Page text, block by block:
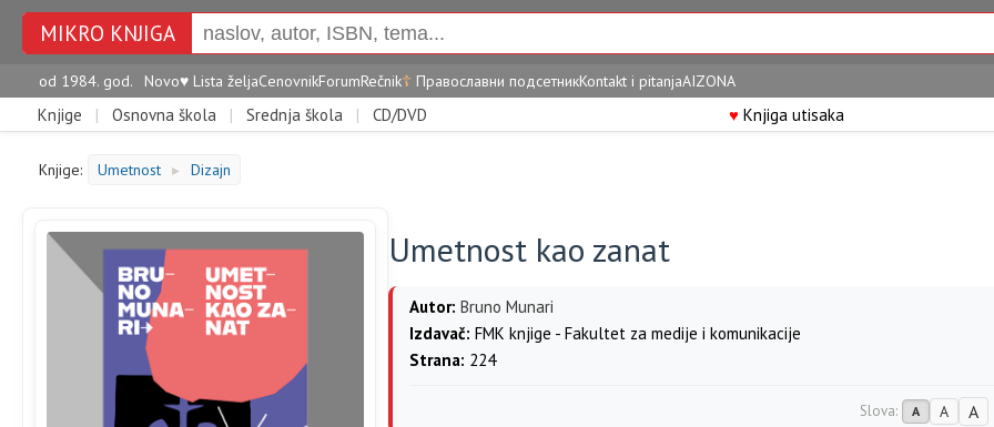
MIKRO KNJIGA
od 1984. god. Novo♥ Lista željaCenovnikForumRečnik☦ Православни подсетникKontakt i pitanjaAIZONA
Knjige | Osnovna škola | Srednja škola | CD/DVD ♥Knjiga utisaka
Knjige: Umetnost ► Dizajn
Umetnost kao zanat
Autor: Bruno Munari
Izdavač: FMK knjige - Fakultet za medije i komunikacije
Strana: 224
Slova: A A A